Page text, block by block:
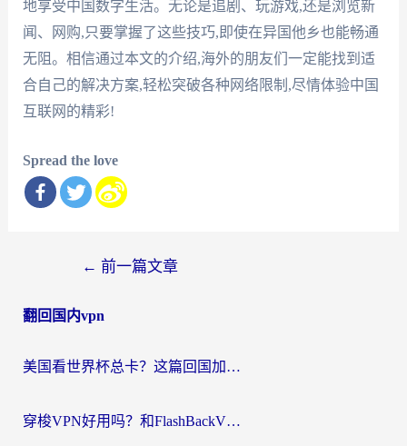
地享受中国数字生活。无论是追剧、玩游戏,还是浏览新
闻、网购,只要掌握了这些技巧,即使在异国他乡也能畅通
无阻。相信通过本文的介绍,海外的朋友们一定能找到适
合自己的解决方案,轻松突破各种网络限制,尽情体验中国
互联网的精彩!
Spread the love
导
← 前一篇文章
翻回国内vpn
美国看世界杯总卡？这篇回国加速器指南帮你无缝刷国内资源（附苹果手机VPN设置步骤）
穿梭VPN好用吗？和FlashBackVPN对比哪个回国效果更好？